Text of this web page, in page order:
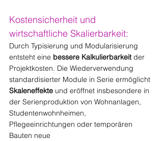
Kostensicherheit und
wirtschaftliche Skalierbarkeit:
Durch Typisierung und Modularisierung
entsteht eine bessere Kalkulierbarkeit der
Projektkosten. Die Wiederverwendung
standardisierter Module in Serie ermöglicht
Skaleneffekte und eröffnet insbesondere in
der Serienproduktion von Wohnanlagen,
Studentenwohnheimen,
Pflegeeinrichtungen oder temporären
Bauten neue